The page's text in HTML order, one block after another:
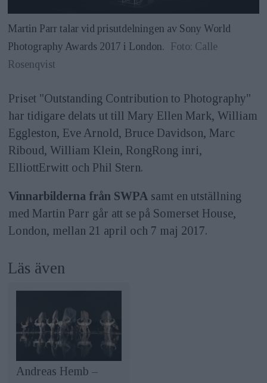
Martin Parr talar vid prisutdelningen av Sony World
Photography Awards 2017 i London. Foto: Calle
Rosenqvist
Priset "Outstanding Contribution to Photography"
har tidigare delats ut till Mary Ellen Mark, William
Eggleston, Eve Arnold, Bruce Davidson, Marc
Riboud, William Klein, RongRong inri,
ElliottErwitt och Phil Stern.
Vinnarbilderna från SWPAsamt en utställning
med Martin Parr går att se på Somerset House,
London, mellan 21 april och 7 maj 2017.
Läs även
Andreas Hemb –